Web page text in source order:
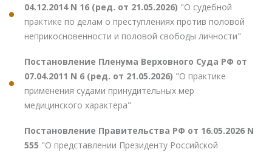
04.12.2014 N 16 (ред. от 21.05.2026) "О судебной
практике по делам о преступлениях против половой
неприкосновенности и половой свободы личности"
Постановление Пленума Верховного Суда РФ от
07.04.2011 N 6 (ред. от 21.05.2026) "О практике
применения судами принудительных мер
медицинского характера"
Постановление Правительства РФ от 16.05.2026 N
555 "О представлении Президенту Российской